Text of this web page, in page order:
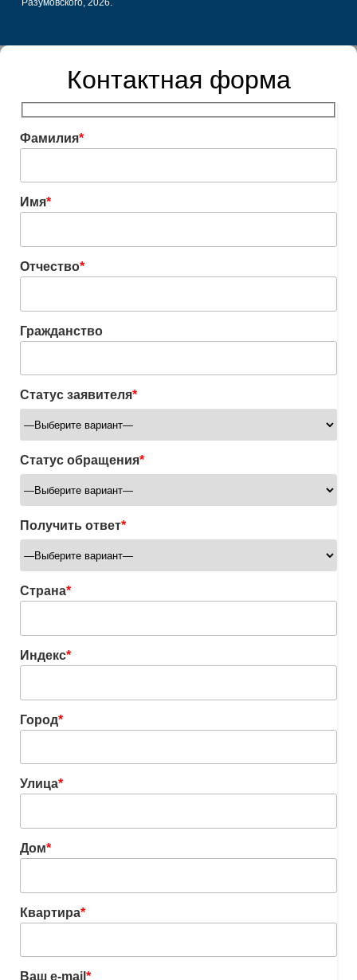
Разумовского, 2026.
Контактная форма
Фамилия*
Имя*
Отчество*
Гражданство
Статус заявителя*
Статус обращения*
Получить ответ*
Страна*
Индекс*
Город*
Улица*
Дом*
Квартира*
Ваш e-mail *